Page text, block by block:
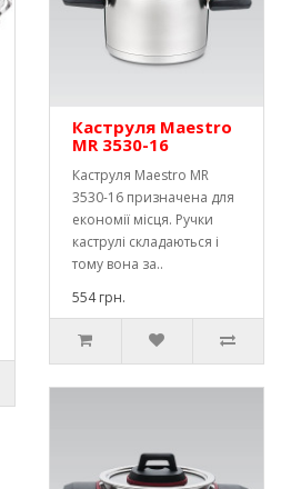
Каструля Maestro
MR 3530-16
Каструля Maestro MR
3530-16 призначена для
економії місця. Ручки
каструлі складаються і
тому вона за..
554 грн.